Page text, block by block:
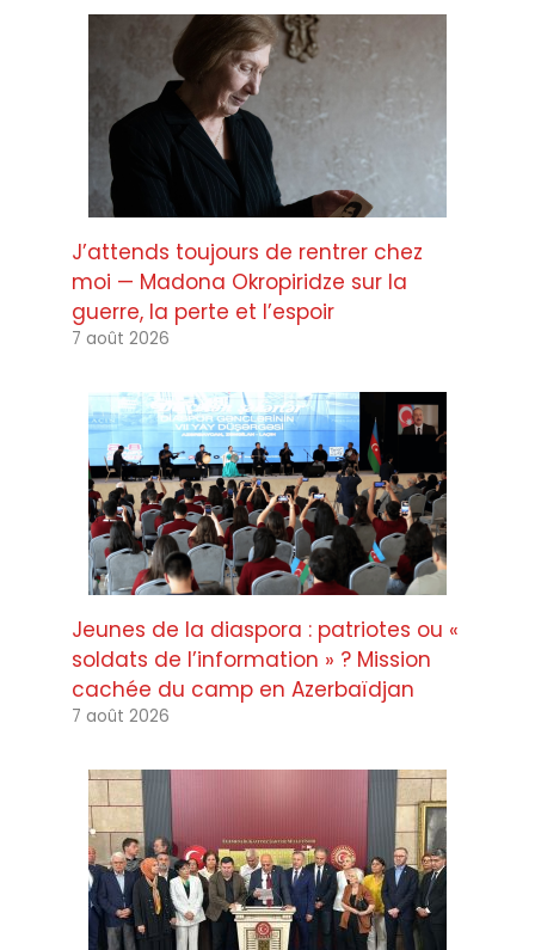
J’attends toujours de rentrer chez
moi — Madona Okropiridze sur la
guerre, la perte et l’espoir
7 août 2026
Jeunes de la diaspora : patriotes ou «
soldats de l’information » ? Mission
cachée du camp en Azerbaïdjan
7 août 2026